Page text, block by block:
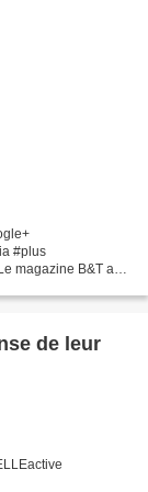
#plus
magazine B&T a
de leur